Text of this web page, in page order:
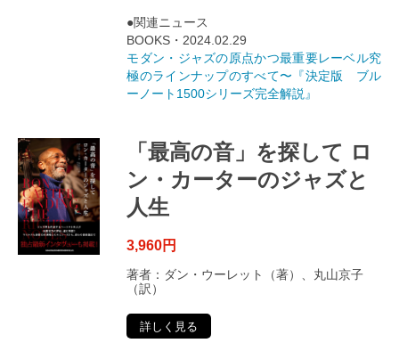
●関連ニュース
BOOKS・2024.02.29
モダン・ジャズの原点かつ最重要レーベル究
極のラインナップのすべて〜『決定版 ブル
ーノート1500シリーズ完全解説』
「最高の音」を探して ロ
ン・カーターのジャズと
人生
3,960円
著者：ダン・ウーレット（著）、丸山京子
（訳）
詳しく見る